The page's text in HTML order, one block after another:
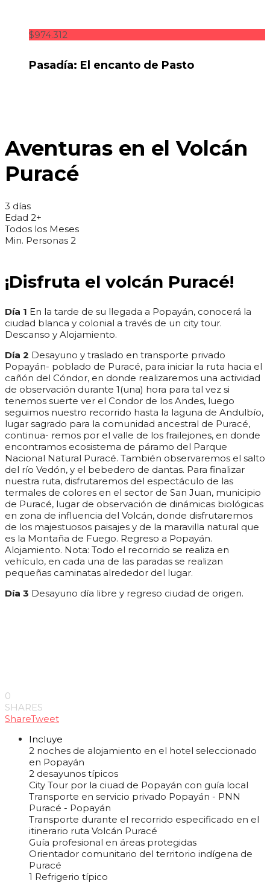
$974.312
Pasadía: El encanto de Pasto
Aventuras en el Volcán
Puracé
3 días
Edad 2+
Todos los Meses
Min. Personas 2
¡Disfruta el volcán Puracé!
Día 1 En la tarde de su llegada a Popayán, conocerá la
ciudad blanca y colonial a través de un city tour.
Descanso y Alojamiento.
Día 2 Desayuno y traslado en transporte privado
Popayán- poblado de Puracé, para iniciar la ruta hacia el
cañón del Cóndor, en donde realizaremos una actividad
de observación durante 1(una) hora para tal vez si
tenemos suerte ver el Condor de los Andes, luego
seguimos nuestro recorrido hasta la laguna de Andulbío,
lugar sagrado para la comunidad ancestral de Puracé,
continua- remos por el valle de los frailejones, en donde
encontramos ecosistema de páramo del Parque
Nacional Natural Puracé. También observaremos el salto
del río Vedón, y el bebedero de dantas. Para finalizar
nuestra ruta, disfrutaremos del espectáculo de las
termales de colores en el sector de San Juan, municipio
de Puracé, lugar de observación de dinámicas biológicas
en zona de influencia del Volcán, donde disfrutaremos
de los majestuosos paisajes y de la maravilla natural que
es la Montaña de Fuego. Regreso a Popayán.
Alojamiento. Nota: Todo el recorrido se realiza en
vehículo, en cada una de las paradas se realizan
pequeñas caminatas alrededor del lugar.
Día 3 Desayuno día libre y regreso ciudad de origen.
0
SHARES
ShareTweet
Incluye
2 noches de alojamiento en el hotel seleccionado
en Popayán
2 desayunos típicos
City Tour por la ciuad de Popayán con guía local
Transporte en servicio privado Popayán - PNN
Puracé - Popayán
Transporte durante el recorrido especificado en el
itinerario ruta Volcán Puracé
Guía profesional en áreas protegidas
Orientador comunitario del territorio indígena de
Puracé
1 Refrigerio típico